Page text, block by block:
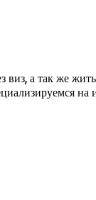
виз, а так же
на